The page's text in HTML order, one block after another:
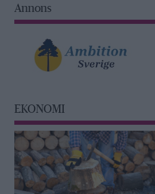
Annons
EKONOMI